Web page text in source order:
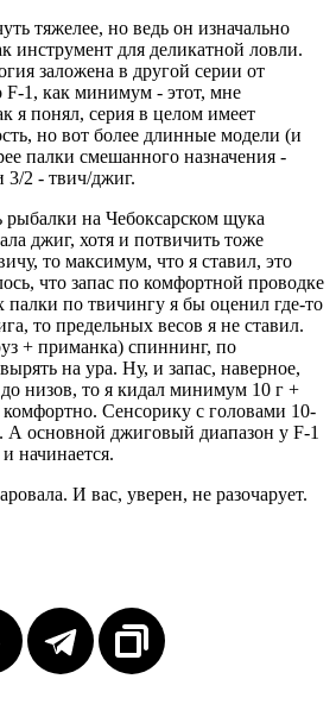
тяжелее, но ведь он изначально
инструмент для деликатной ловли.
заложена в другой серии от
F-1, как минимум - этот, мне
я понял, серия в целом имеет
но вот более длинные модели (и
палки смешанного назначения -
2 - твич/джиг.
на Чебоксарском щука
джиг, хотя и потвичить тоже
то максимум, что я ставил, это
что запас по комфортной проводке
палки по твичингу я бы оценил где-то
то предельных весов я не ставил.
+ приманка) спиннинг, по
на ура. Ну, и запас, наверное,
низов, то я кидал минимум 10 г +
Сенсорику с головами 10-
А основной джиговый диапазон у F-1
начинается.
И вас, уверен, не разочарует.